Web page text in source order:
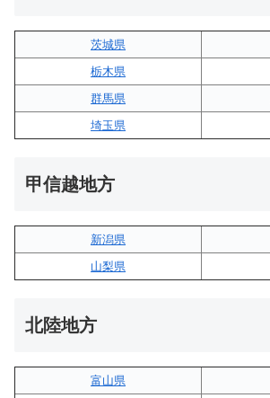
茨城県
栃木県
群馬県
埼玉県
甲信越地方
新潟県
山梨県
北陸地方
富山県